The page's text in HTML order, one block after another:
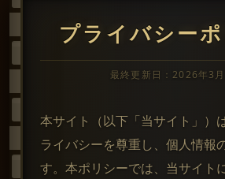
プライバシー
最終更新日：2026年3
本サイト（以下「当サイト」）
ライバシーを尊重し、個人情報
す。本ポリシーでは、当サイト